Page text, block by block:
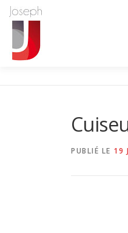
Aller
contenu
PUBLIÉ LE 19